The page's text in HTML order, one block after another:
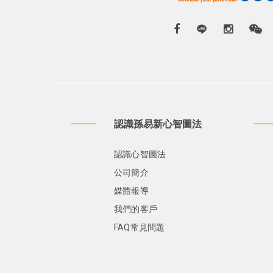
認識孫易新心智圖法
認識心智圖法
公司簡介
媒體報導
我們的客戶
FAQ常見問題